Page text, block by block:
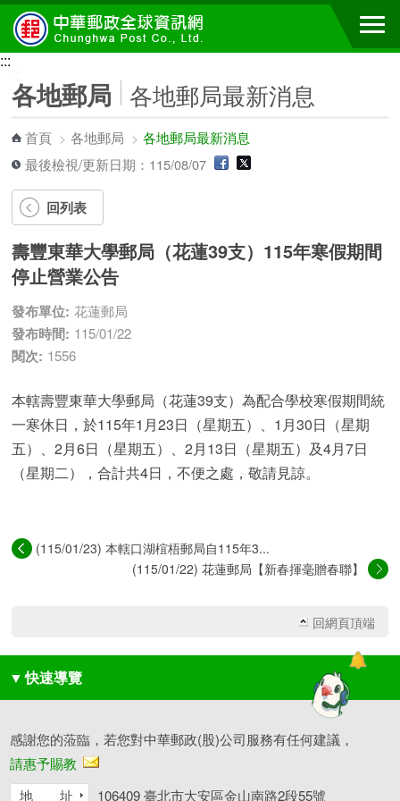
跳到主要內容區塊
:::
各地郵局 各地郵局最新消息
首頁 >各地郵局 >各地郵局最新消息
最後檢視/更新日期：115/08/07
回列表
壽豐東華大學郵局（花蓮39支）115年寒假期間
停止營業公告
發布單位: 花蓮郵局
發布時間: 115/01/22
閱次: 1556
本轄壽豐東華大學郵局（花蓮39支）為配合學校寒假期間統
一寒休日，於115年1月23日（星期五）、1月30日（星期
五）、2月6日（星期五）、2月13日（星期五）及4月7日
（星期二），合計共4日，不便之處，敬請見諒。
(115/01/23) 本轄口湖椬梧郵局自115年3...
(115/01/22) 花蓮郵局【新春揮毫贈春聯】
回網頁頂端
▼ 快速導覽
感謝您的蒞臨，若您對中華郵政(股)公司服務有任何建議，
請惠予賜教
地 址
106409 臺北市大安區金山南路2段55號